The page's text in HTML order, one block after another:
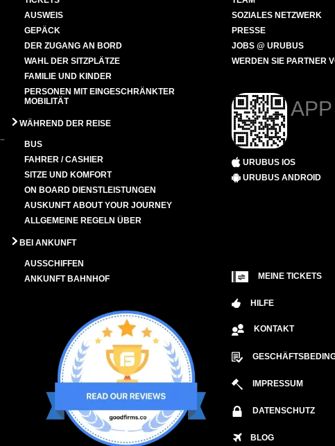
AUSWEIS
GEPÄCK
DER ZUGANG AN BORD
WAHL DER SITZPLÄTZE
FAMILIE UND KINDER
PERSONEN MIT EINGESCHRÄNKTER
MOBILITÄT
WÄHREND DER REISE
BUS
FAHRER / CASHIER
SITZE UND KOMFORT
ON BOARD DIENSTLEISTUNGEN
AUSKUNFT ABOUT YOUR JOURNEY
ALLGEMEINE REGELN ÜBER
BEI ANKUNFT
AUSSCHIFFEN
ANKUNFT BAHNHOF
SOZIALES NETZWERK
PRESSE
JOBS @ URUBUS
WERDEN SIE PARTNER
APP
URUBUS IOS
URUBUS ANDROID
MEINE TICKETS
HILFE
KONTAKT
IMPRESSUM
DATENSCHUTZ
BLOG